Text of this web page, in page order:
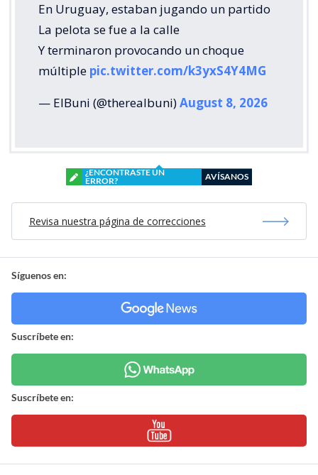
En Uruguay, estaban jugando un partido
La pelota se fue a la calle
Y terminaron provocando un choque
múltiple pic.twitter.com/k3yxS4Y4MG
— ElBuni (@therealbuni)August 8, 2026
¿ENCONTRASTE UN
ERROR?
AVÍSANOS
Revisa nuestra página de correcciones
Síguenos en:
Suscríbete en:
Suscríbete en: